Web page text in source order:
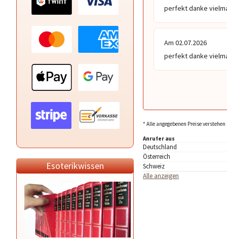
Esoterikwissen
perfekt danke
Am 02.07.2026
perfekt danke
* Alle angegebenen Preise
Anrufer aus
Deutschland
Österreich
Schweiz
Alle anzeigen